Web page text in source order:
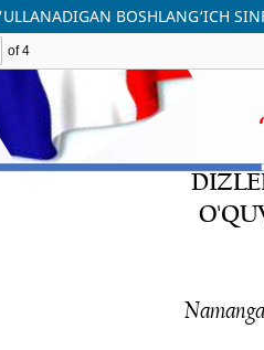
BOSHLANG‘ICH